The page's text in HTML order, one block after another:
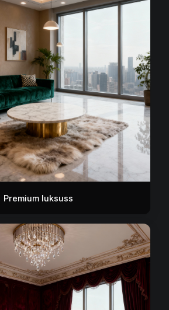
Premium luksuss